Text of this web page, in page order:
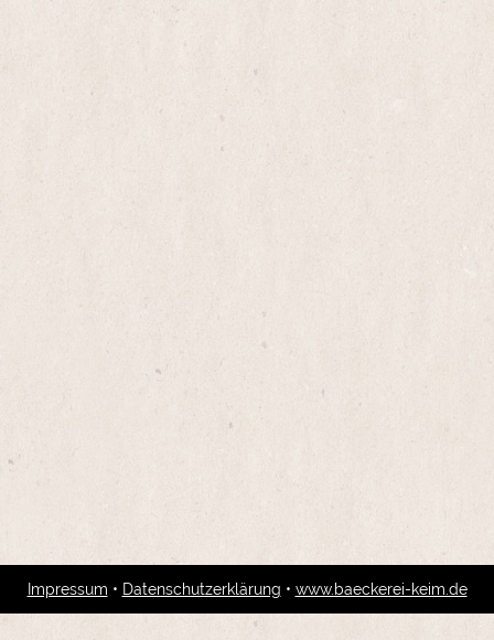
Impressum • Datenschutzerklärung • www.baeckerei-keim.de